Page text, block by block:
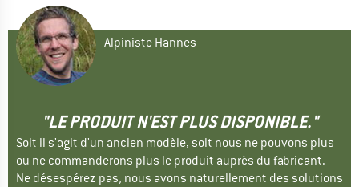
Alpiniste Hannes
"LE PRODUIT N'EST PLUS DISPONIBLE."
Soit il s'agit d'un ancien modèle, soit nous ne pouvons plus
ou ne commanderons plus le produit auprès du fabricant.
Ne désespérez pas, nous avons naturellement des solutions